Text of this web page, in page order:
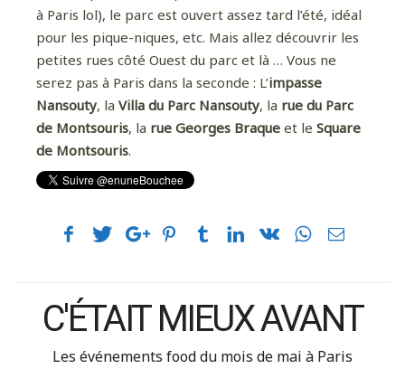
à Paris lol), le parc est ouvert assez tard l’été, idéal
pour les pique-niques, etc. Mais allez découvrir les
petites rues côté Ouest du parc et là … Vous ne
serez pas à Paris dans la seconde : L’impasse
Nansouty, la Villa du Parc Nansouty, la rue du Parc
de Montsouris, la rue Georges Braque et le Square
de Montsouris.
C'ÉTAIT MIEUX AVANT
Les événements food du mois de mai à Paris